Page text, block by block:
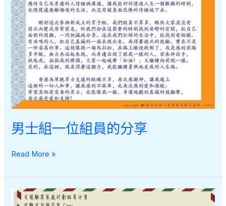
男士組一位組員的分享
男
組
一
位
Read More »